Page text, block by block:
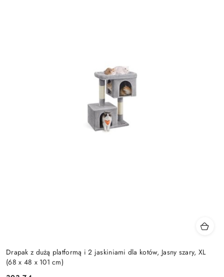
Drapak z dużą platformą i 2 jaskiniami dla kotów, Jasny szary, XL
(68 x 48 x 101 cm)